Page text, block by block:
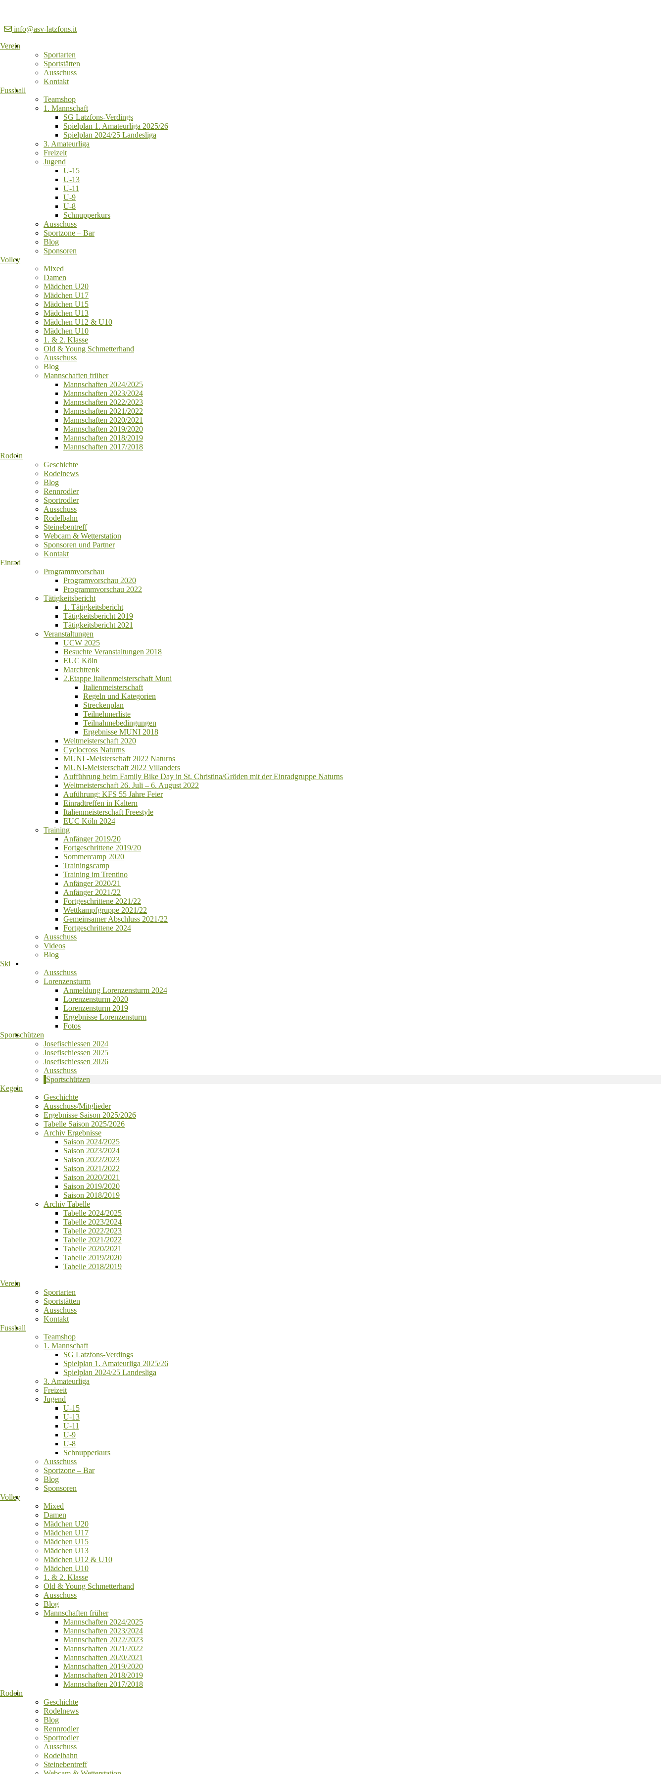
info@asv-latzfons.it
Verein
Sportarten
Sportstätten
Ausschuss
Kontakt
Fussball
Teamshop
1. Mannschaft
SG Latzfons-Verdings
Spielplan 1. Amateurliga 2025/26
Spielplan 2024/25 Landesliga
3. Amateurliga
Freizeit
Jugend
U-15
U-13
U-11
U-9
U-8
Schnupperkurs
Ausschuss
Sportzone – Bar
Blog
Sponsoren
Volley
Mixed
Damen
Mädchen U20
Mädchen U17
Mädchen U15
Mädchen U13
Mädchen U12 & U10
Mädchen U10
1. & 2. Klasse
Old & Young Schmetterhand
Ausschuss
Blog
Mannschaften früher
Mannschaften 2024/2025
Mannschaften 2023/2024
Mannschaften 2022/2023
Mannschaften 2021/2022
Mannschaften 2020/2021
Mannschaften 2019/2020
Mannschaften 2018/2019
Mannschaften 2017/2018
Rodeln
Geschichte
Rodelnews
Blog
Rennrodler
Sportrodler
Ausschuss
Rodelbahn
Steinebentreff
Webcam & Wetterstation
Sponsoren und Partner
Kontakt
Einrad
Programmvorschau
Programvorschau 2020
Programmvorschau 2022
Tätigkeitsbericht
1. Tätigkeitsbericht
Tätigkeitsbericht 2019
Tätigkeitsbericht 2021
Veranstaltungen
UCW 2025
Besuchte Veranstaltungen 2018
EUC Köln
Marchtrenk
2.Etappe Italienmeisterschaft Muni
Italienmeisterschaft
Regeln und Kategorien
Streckenplan
Teilnehmerliste
Teilnahmebedingungen
Ergebnisse MUNI 2018
Weltmeisterschaft 2020
Cyclocross Naturns
MUNI -Meisterschaft 2022 Naturns
MUNI-Meisterschaft 2022 Villanders
Aufführung beim Family Bike Day in St. Christina/Gröden mit der Einradgruppe Naturns
Weltmeisterschaft 26. Juli – 6. August 2022
Auführung: KFS 55 Jahre Feier
Einradtreffen in Kaltern
Italienmeisterschaft Freestyle
EUC Köln 2024
Training
Anfänger 2019/20
Fortgeschrittene 2019/20
Sommercamp 2020
Trainingscamp
Training im Trentino
Anfänger 2020/21
Anfänger 2021/22
Fortgeschrittene 2021/22
Wettkampfgruppe 2021/22
Gemeinsamer Abschluss 2021/22
Fortgeschrittene 2024
Ausschuss
Videos
Blog
Ski
Ausschuss
Lorenzensturm
Anmeldung Lorenzensturm 2024
Lorenzensturm 2020
Lorenzensturm 2019
Ergebnisse Lorenzensturm
Fotos
Sportschützen
Josefischiessen 2024
Josefischiessen 2025
Josefischiessen 2026
Ausschuss
Sportschützen
Kegeln
Geschichte
Ausschuss/Mitglieder
Ergebnisse Saison 2025/2026
Tabelle Saison 2025/2026
Archiv Ergebnisse
Saison 2024/2025
Saison 2023/2024
Saison 2022/2023
Saison 2021/2022
Saison 2020/2021
Saison 2019/2020
Saison 2018/2019
Archiv Tabelle
Tabelle 2024/2025
Tabelle 2023/2024
Tabelle 2022/2023
Tabelle 2021/2022
Tabelle 2020/2021
Tabelle 2019/2020
Tabelle 2018/2019
Verein
Sportarten
Sportstätten
Ausschuss
Kontakt
Fussball
Teamshop
1. Mannschaft
SG Latzfons-Verdings
Spielplan 1. Amateurliga 2025/26
Spielplan 2024/25 Landesliga
3. Amateurliga
Freizeit
Jugend
U-15
U-13
U-11
U-9
U-8
Schnupperkurs
Ausschuss
Sportzone – Bar
Blog
Sponsoren
Volley
Mixed
Damen
Mädchen U20
Mädchen U17
Mädchen U15
Mädchen U13
Mädchen U12 & U10
Mädchen U10
1. & 2. Klasse
Old & Young Schmetterhand
Ausschuss
Blog
Mannschaften früher
Mannschaften 2024/2025
Mannschaften 2023/2024
Mannschaften 2022/2023
Mannschaften 2021/2022
Mannschaften 2020/2021
Mannschaften 2019/2020
Mannschaften 2018/2019
Mannschaften 2017/2018
Rodeln
Geschichte
Rodelnews
Blog
Rennrodler
Sportrodler
Ausschuss
Rodelbahn
Steinebentreff